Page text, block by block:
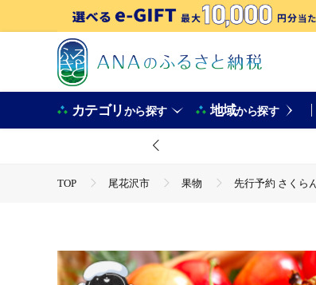
カテゴリから探す 地域から探す
TOP 尾花沢市 果物 先行予約 さくら